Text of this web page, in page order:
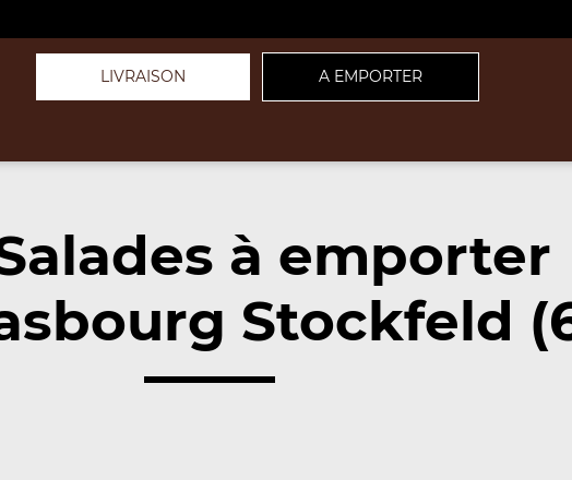
LIVRAISON A EMPORTER
à emporter
Stockfeld